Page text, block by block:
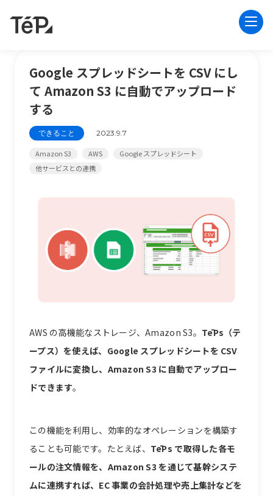
Google スプレッドシートを CSV にし
て Amazon S3 に自動でアップロード
する
できること 2023.9.7
Amazon S3 AWS
Google スプレッドシート
他サービスとの連携
AWS の高機能なストレージ、Amazon S3。 TēPs（テ
ープス）を使えば、Google スプレッドシートを CSV
ファイルに変換し、Amazon S3 に自動でアップロー
ドできます。
この機能を利用し、効率的なオペレーションを構築す
ることも可能です。たとえば、 TēPs で取得した各モ
ールの注文情報を、Amazon S3 を通じて基幹システ
ムに連携すれば、EC 事業の会計処理や売上集計などを